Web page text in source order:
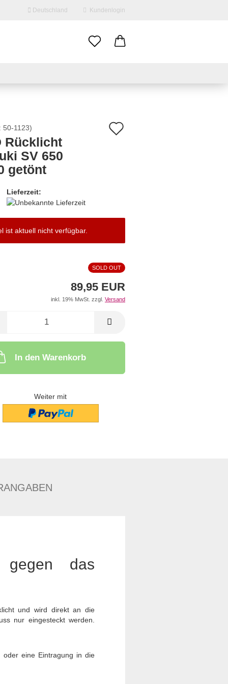
Deutschland Kundenlogin
vergessen?
50-1123)
Rücklicht
SV 650
getönt
Lieferzeit:
ist aktuell nicht verfügbar.
SOLD OUT
89,95 EUR
inkl. 19% MwSt. zzgl. Versand
In den Warenkorb
Weiter mit
gegen das
und wird direkt an die
nur eingesteckt werden.
oder eine Eintragung in die